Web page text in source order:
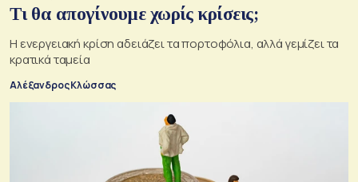
Τι θα απογίνουμε χωρίς κρίσεις;
Η ενεργειακή κρίση αδειάζει τα πορτοφόλια, αλλά γεμίζει τα
κρατικά ταμεία
Αλέξανδρος Κλώσσας